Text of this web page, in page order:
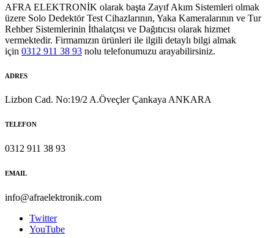
AFRA ELEKTRONİK olarak başta Zayıf Akım Sistemleri olmak
üzere Solo Dedektör Test Cihazlarının, Yaka Kameralarının ve Tur
Rehber Sistemlerinin İthalatçısı ve Dağıtıcısı olarak hizmet
vermektedir. Firmamızın ürünleri ile ilgili detaylı bilgi almak
için 0312 911 38 93 nolu telefonumuzu arayabilirsiniz.
ADRES
Lizbon Cad. No:19/2 A.Öveçler Çankaya ANKARA
TELEFON
0312 911 38 93
EMAIL
info@afraelektronik.com
Twitter
YouTube